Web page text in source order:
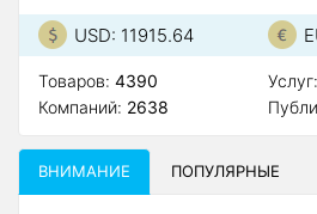
USD: 11915.64
Товаров: 4390
Компаний: 2638
Услуг:
ВНИМАНИЕ ПОПУЛЯРНЫЕ